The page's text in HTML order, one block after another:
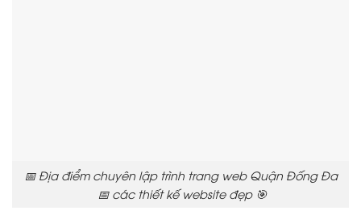
📅 Địa điểm chuyên lập trình trang web Quận Đống Đa
📅 các thiết kế website đẹp 🎯